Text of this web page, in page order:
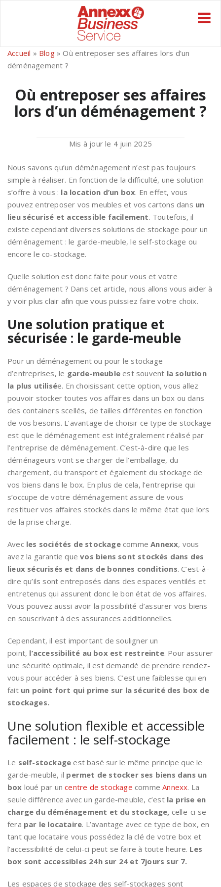
Accueil » Blog»Où entreposer ses affaires lors d’un
déménagement ?
Où entreposer ses affaires
lors d’un déménagement ?
Mis à jour le 4 juin 2025
Nous savons qu’un déménagement n’est pas toujours
simple à réaliser. En fonction de la difficulté, une solution
s’offre à vous : la location d’un box. En effet, vous
pouvez entreposer vos meubles et vos cartons dans un
lieu sécurisé et accessible facilement. Toutefois, il
existe cependant diverses solutions de stockage pour un
déménagement : le garde-meuble, le self-stockage ou
encore le co-stockage.
Quelle solution est donc faite pour vous et votre
déménagement ? Dans cet article, nous allons vous aider à
y voir plus clair afin que vous puissiez faire votre choix.
Une solution pratique et
sécurisée : le garde-meuble
Pour un déménagement ou pour le stockage
d’entreprises, le garde-meuble est souvent la solution
la plus utilisée. En choisissant cette option, vous allez
pouvoir stocker toutes vos affaires dans un box ou dans
des containers scellés, de tailles différentes en fonction
de vos besoins. L’avantage de choisir ce type de stockage
est que le déménagement est intégralement réalisé par
l’entreprise de déménagement. C’est-à-dire que les
déménageurs vont se charger de l’emballage, du
chargement, du transport et également du stockage de
vos biens dans le box. En plus de cela, l’entreprise qui
s’occupe de votre déménagement assure de vous
restituer vos affaires stockés dans le même état que lors
de la prise charge.
Avec les sociétés de stockagecomme Annexx, vous
avez la garantie que vos biens sont stockés dans des
lieux sécurisés et dans de bonnes conditions. C’est-à-
dire qu’ils sont entreposés dans des espaces ventilés et
entretenus qui assurent donc le bon état de vos affaires.
Vous pouvez aussi avoir la possibilité d’assurer vos biens
en souscrivant à des assurances additionnelles.
Cependant, il est important de souligner un
point, l’accessibilité au box est restreinte. Pour assurer
une sécurité optimale, il est demandé de prendre rendez-
vous pour accéder à ses biens. C’est une faiblesse qui en
fait un point fort qui prime sur la sécurité des box de
stockages.
Une solution flexible et accessible
facilement : le self-stockage
Le self-stockageest basé sur le même principe que le
garde-meuble, il permet de stocker ses biens dans un
box loué par uncentre de stockage commeAnnexx. La
seule différence avec un garde-meuble, c’est la prise en
charge du déménagement et du stockage, celle-ci se
fera par le locataire. L’avantage avec ce type de box, en
tant que locataire vous possédez la clé de votre box et
l’accessibilité de celui-ci peut se faire à toute heure. Les
box sont accessibles 24h sur 24 et 7jours sur 7.
Les espaces de stockage des self-stockages sont